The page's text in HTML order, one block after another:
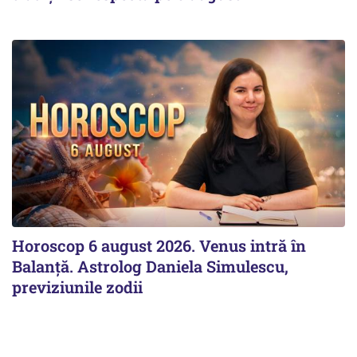
Horoscop 6 august 2026. Venus intră în
Balanță. Astrolog Daniela Simulescu,
previziunile zodii